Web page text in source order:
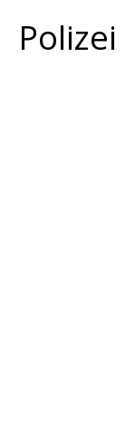
Polizei